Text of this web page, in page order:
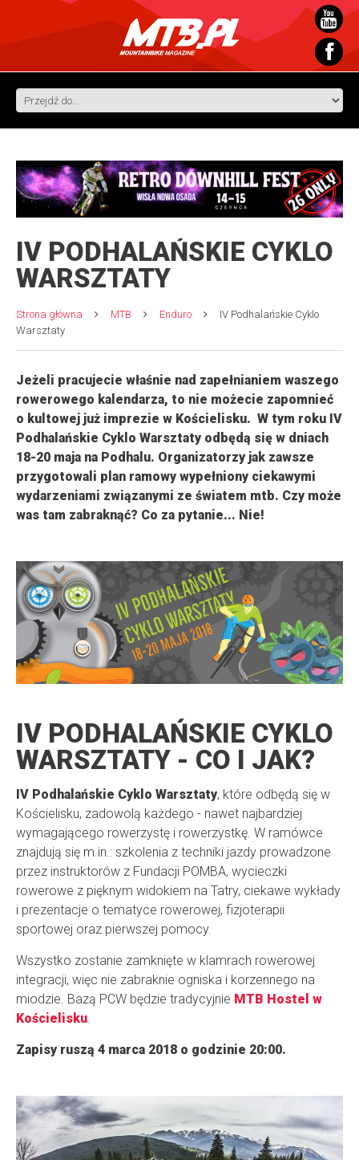
IV PODHALAŃSKIE CYKLO
WARSZTATY
Strona główna MTB Enduro
IV Podhalańskie Cyklo
Warsztaty
Jeżeli pracujecie właśnie nad zapełnianiem waszego
rowerowego kalendarza, to nie możecie zapomnieć
o kultowej już imprezie w Kościelisku. W tym roku IV
Podhalańskie Cyklo Warsztaty odbędą się w dniach
18-20 maja na Podhalu. Organizatorzy jak zawsze
przygotowali plan ramowy wypełniony ciekawymi
wydarzeniami związanymi ze światem mtb. Czy może
was tam zabraknąć? Co za pytanie... Nie!
IV PODHALAŃSKIE CYKLO
WARSZTATY - CO I JAK?
IV Podhalańskie Cyklo Warsztaty, które odbędą się w
Kościelisku, zadowolą każdego - nawet najbardziej
wymagającego rowerzystę i rowerzystkę. W ramówce
znajdują się m.in.: szkolenia z techniki jazdy prowadzone
przez instruktorów z Fundacji POMBA, wycieczki
rowerowe z pięknym widokiem na Tatry, ciekawe wykłady
i prezentacje o tematyce rowerowej, fizjoterapii
sportowej oraz pierwszej pomocy.
Wszystko zostanie zamknięte w klamrach rowerowej
integracji, więc nie zabraknie ogniska i korzennego na
miodzie. Bazą PCW będzie tradycyjnie MTB Hostel w
Kościelisku.
Zapisy ruszą 4 marca 2018 o godzinie 20:00.